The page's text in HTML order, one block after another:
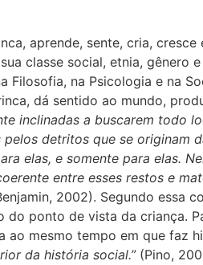
aprende, sente, cria,
classe social, etnia, gênero
Filosofia, na Psicologia e na
dá sentido ao mundo,
inclinadas a buscarem todo
detritos que se originam
elas, e somente para elas.
entre esses restos e
2002). Segundo essa
ponto de vista da criança.
ao mesmo tempo em que faz
da história social.” (Pino,